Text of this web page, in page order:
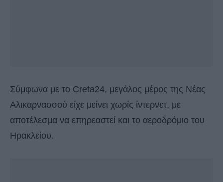
Σύμφωνα με το Creta24, μεγάλος μέρος της Νέας
Αλικαρνασσού είχε μείνει χωρίς ίντερνετ, με
αποτέλεσμα να επηρεαστεί και το αεροδρόμιο του
Ηρακλείου.